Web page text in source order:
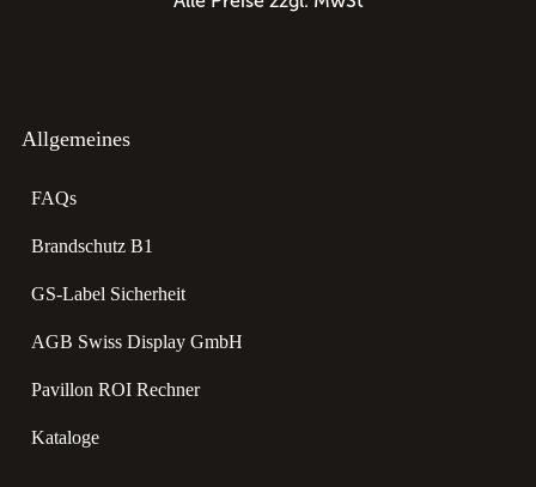
Allgemeines
FAQs
Brandschutz B1
GS-Label Sicherheit
AGB Swiss Display GmbH
Pavillon ROI Rechner
Kataloge